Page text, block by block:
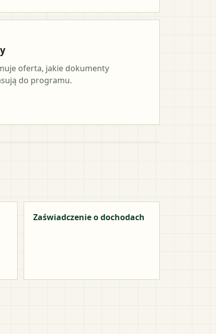
oferta, jakie dokumenty
do programu.
Zaświadczenie o dochodach